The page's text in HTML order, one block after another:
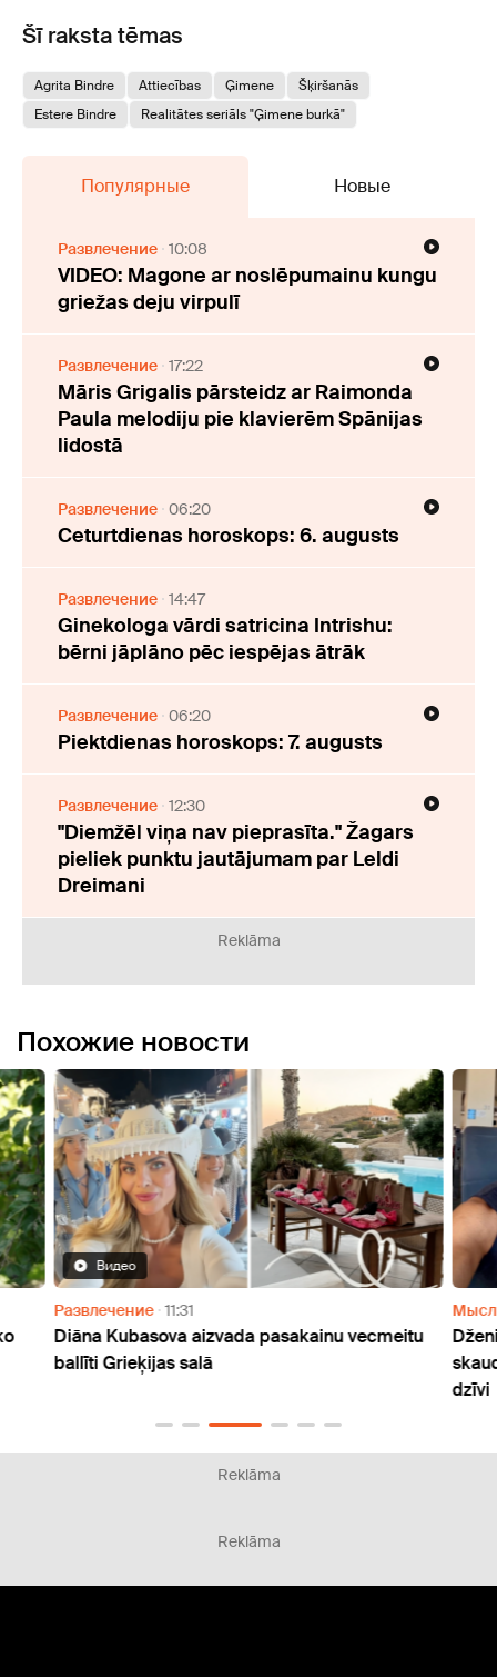
Šī raksta tēmas
Agrita Bindre Attiecības Ģimene
Šķiršanās
Estere Bindre
Realitātes seriāls "Ģimene burkā"
Популярные Новые
Развлечение 10:08
VIDEO: Magone ar noslēpumainu kungu
griežas deju virpulī
Развлечение 17:22
Māris Grigalis pārsteidz ar Raimonda
Paula melodiju pie klavierēm Spānijas
lidostā
Развлечение 06:20
Ceturtdienas horoskops: 6. augusts
Развлечение 14:47
Ginekologa vārdi satricina Intrishu:
bērni jāplāno pēc iespējas ātrāk
Развлечение 06:20
Piektdienas horoskops: 7. augusts
Развлечение 12:30
"Diemžēl viņa nav pieprasīta." Žagars
pieliek punktu jautājumam par Leldi
Dreimani
Reklāma
Похожие новости
Видео
Развлечение 11:31
Diāna Kubasova aizvada pasakainu vecmeitu
ballīti Grieķijas salā
dzīvi
Reklāma
Reklāma